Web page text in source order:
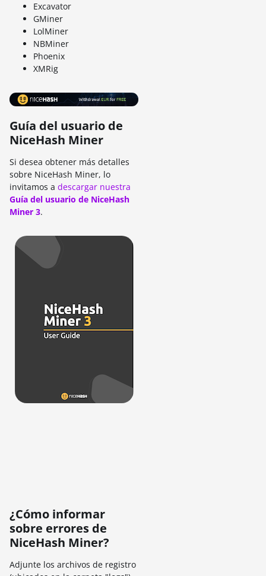
Excavator
GMiner
LolMiner
NBMiner
Phoenix
XMRig
Guía del usuario de
NiceHash Miner
Si desea obtener más detalles
sobre NiceHash Miner, lo
invitamos a descargar nuestra
Guía del usuario de NiceHash
Miner 3.
¿Cómo informar
sobre errores de
NiceHash Miner?
Adjunte los archivos de registro